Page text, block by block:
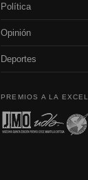
Política
Opinión
Deportes
PREMIOS A LA